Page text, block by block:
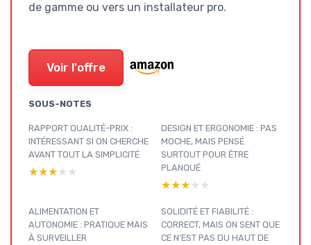
de gamme ou vers un installateur pro.
Voir l'offre
SOUS-NOTES
RAPPORT QUALITÉ-PRIX :
INTÉRESSANT SI ON CHERCHE
AVANT TOUT LA SIMPLICITÉ
★★★★★
★★★★★
DESIGN ET ERGONOMIE : PAS
MOCHE, MAIS PENSÉ
SURTOUT POUR ÊTRE
PLANQUÉ
★★★★★
★★★★★
ALIMENTATION ET
AUTONOMIE : PRATIQUE MAIS
À SURVEILLER
SOLIDITÉ ET FIABILITÉ :
CORRECT, MAIS ON SENT QUE
CE N’EST PAS DU HAUT DE